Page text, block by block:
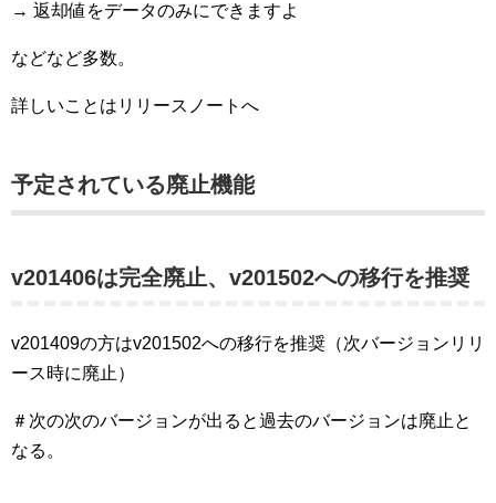
→ 返却値をデータのみにできますよ
などなど多数。
詳しいことはリリースノートへ
予定されている廃止機能
v201406は完全廃止、v201502への移行を推奨
v201409の方はv201502への移行を推奨（次バージョンリリ
ース時に廃止）
＃次の次のバージョンが出ると過去のバージョンは廃止と
なる。